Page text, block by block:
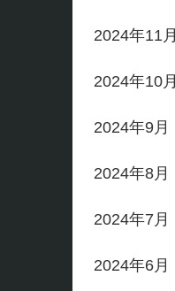
2024年11月
2024年10月
2024年9月
2024年8月
2024年7月
2024年6月